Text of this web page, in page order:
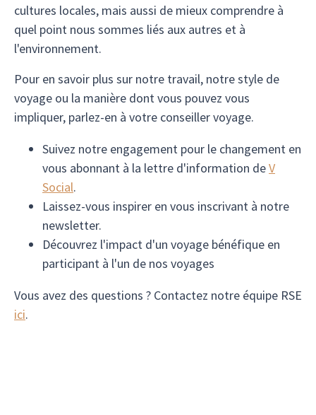
cultures locales, mais aussi de mieux comprendre à
quel point nous sommes liés aux autres et à
l'environnement.
Pour en savoir plus sur notre travail, notre style de
voyage ou la manière dont vous pouvez vous
impliquer, parlez-en à votre conseiller voyage.
Suivez notre engagement pour le changement en
vous abonnant à la lettre d'information deV
Social.
Laissez-vous inspirer en vous inscrivant à notre
newsletter.
Découvrez l'impact d'un voyage bénéfique en
participant à l'un de nos voyages
Vous avez des questions ? Contactez notre équipe RSE
ici.